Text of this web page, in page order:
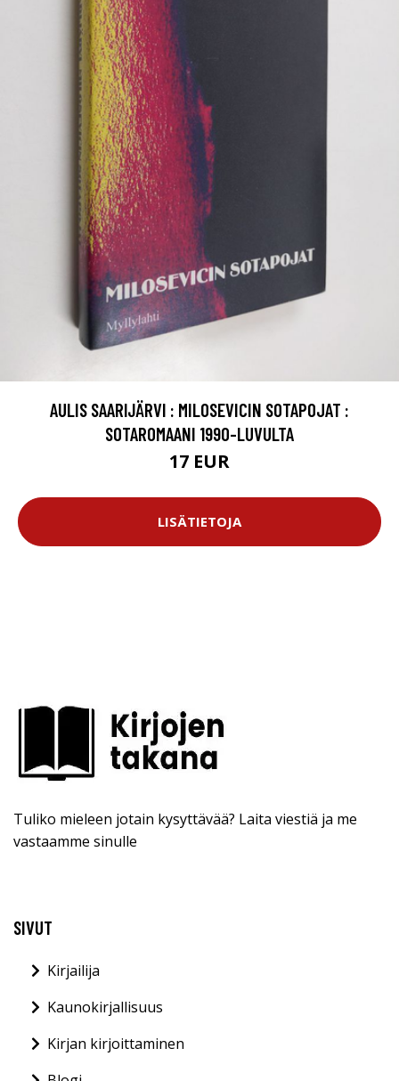
AULIS SAARIJÄRVI : MILOSEVICIN SOTAPOJAT :
SOTAROMAANI 1990-LUVULTA
17 EUR
LISÄTIETOJA
Tuliko mieleen jotain kysyttävää? Laita viestiä ja me
vastaamme sinulle
SIVUT
Kirjailija
Kaunokirjallisuus
Kirjan kirjoittaminen